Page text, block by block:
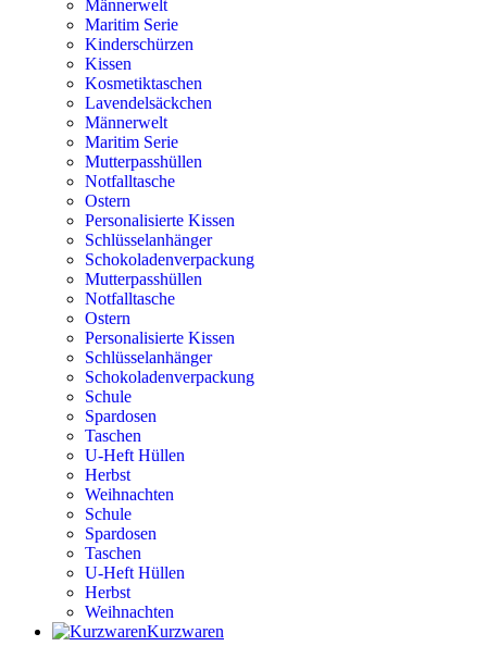
Männerwelt
Maritim Serie
Kinderschürzen
Kissen
Kosmetiktaschen
Lavendelsäckchen
Männerwelt
Maritim Serie
Mutterpasshüllen
Notfalltasche
Ostern
Personalisierte Kissen
Schlüsselanhänger
Schokoladenverpackung
Mutterpasshüllen
Notfalltasche
Ostern
Personalisierte Kissen
Schlüsselanhänger
Schokoladenverpackung
Schule
Spardosen
Taschen
U-Heft Hüllen
Herbst
Weihnachten
Schule
Spardosen
Taschen
U-Heft Hüllen
Herbst
Weihnachten
Kurzwaren